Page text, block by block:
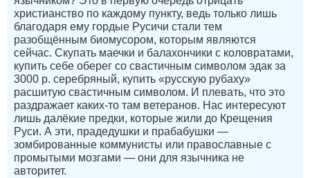
христианство по каждому пункту, ведь только лишь
благодаря ему гордые Русичи стали тем
разобщённым биомусором, которым являются
сейчас. Скупать маечки и балахончики с коловратами,
купить себе оберег со свастичным символом эдак за
3000 р. серебряный, купить «русскую рубаху»
расшитую свастичным символом. И плевать, что это
раздражает каких-то там ветеранов. Нас интересуют
лишь далёкие предки, которые жили до Крещения
Руси. А эти, прадедушки и прабабушки —
зомбированные коммунисты или православные с
промытыми мозгами — они для язычника не
авторитет.